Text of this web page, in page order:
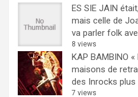
ES SIE JAIN
mais celle de
va parler folk
8 views
KAP BAMBINO
maisons de
des Inrocks plus
7 views